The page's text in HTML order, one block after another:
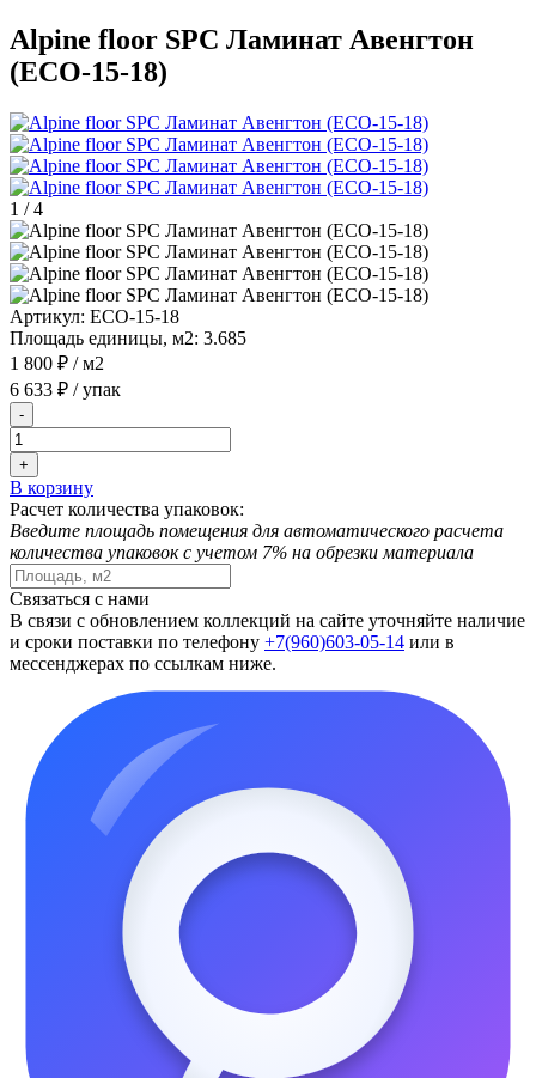
Alpine floor SPC Ламинат Авенгтон
(ECO-15-18)
1 /4
Артикул: ECO-15-18
Площадь единицы, м2: 3.685
1 800 ₽ / м2
6 633 ₽ / упак
-
+
В корзину
Расчет количества упаковок:
Введите площадь помещения для автоматического расчета
количества упаковок с учетом 7% на обрезки материала
Связаться с нами
В связи с обновлением коллекций на сайте уточняйте наличие
и сроки поставки по телефону +7(960)603-05-14 или в
мессенджерах по ссылкам ниже.